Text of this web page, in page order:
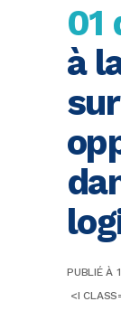
01
à
PUBLIÉ À
<I